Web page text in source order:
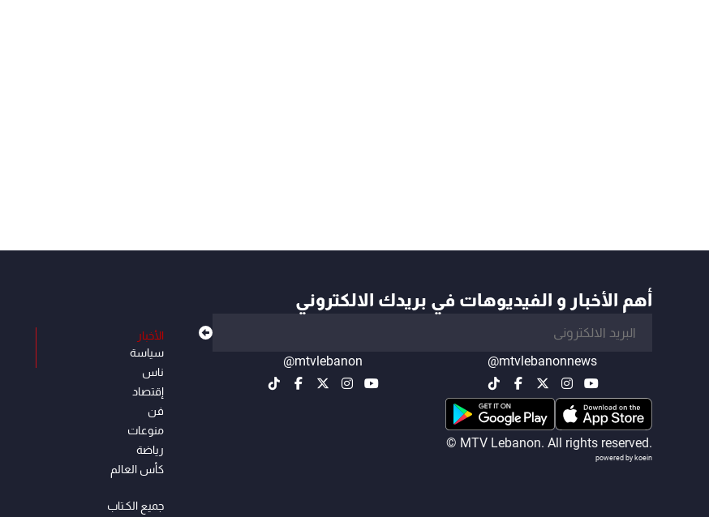
أهم الأخبار و الفيديوهات في بريدك الالكتروني
@mtvlebanonnews
@mtvlebanon
© MTV Lebanon. All rights reserved.
powered by koein
الأخبار
سياسة
ناس
إقتصاد
فن
منوعات
رياضة
كأس العالم
جميع الكـتاب